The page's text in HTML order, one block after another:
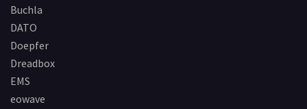
Buchla
DATO
Doepfer
Dreadbox
EMS
eowave